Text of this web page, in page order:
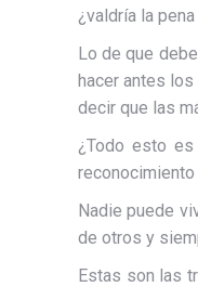
¿valdría la
Lo de que
hacer antes
decir que las
¿Todo esto es
Nadie puede
de otros y
Estas son las